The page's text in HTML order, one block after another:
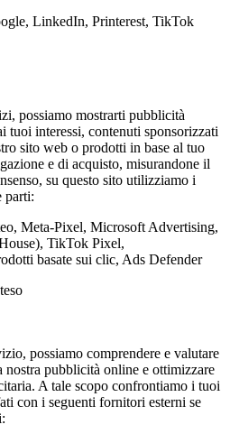
LinkedIn, Printerest, TikTok
possiamo mostrarti pubblicità
tuoi interessi, contenuti sponsorizzati
sito web o prodotti in base al tuo
e di acquisto, misurandone il
su questo sito utilizziamo i
parti:
Meta-Pixel, Microsoft Advertising,
TikTok Pixel,
basate sui clic, Ads Defender
possiamo comprendere e valutare
nostra pubblicità online e ottimizzare
A tale scopo confrontiamo i tuoi
con i seguenti fornitori esterni se